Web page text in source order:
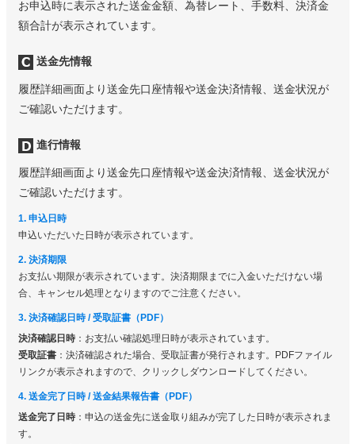
お申込時に表示された送金金額、為替レート、手数料、決済金
額合計が表示されています。
送金先情報
履歴詳細画面より送金先口座情報や送金決済情報、送金状況が
ご確認いただけます。
進行情報
履歴詳細画面より送金先口座情報や送金決済情報、送金状況が
ご確認いただけます。
1. 申込日時
申込いただいた日時が表示されています。
2. 決済期限
お支払い期限が表示されています。決済期限までに入金いただけない場
合、キャンセル処理となりますのでご注意ください。
3. 決済確認日時 / 受取証書（PDF）
決済確認日時：お支払い確認処理日時が表示されています。
受取証書：決済確認された場合、受取証書が発行されます。PDFファイル
リンクが表示されますので、クリックしダウンロードしてください。
4. 送金完了日時 / 送金結果報告書（PDF）
送金完了日時：申込の送金先に送金取り組みが完了した日時が表示されま
す。